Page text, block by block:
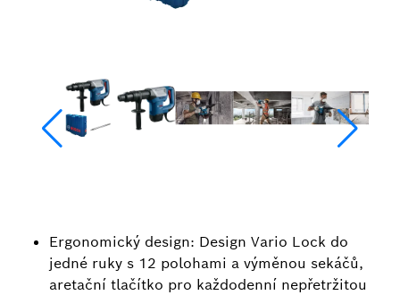
Ergonomický design: Design Vario Lock do
jedné ruky s 12 polohami a výměnou sekáčů,
aretační tlačítko pro každodenní nepřetržitou